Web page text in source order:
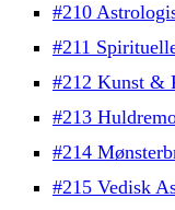
#210
#211
#212 Kunst &
#213
#214
#215 Vedisk